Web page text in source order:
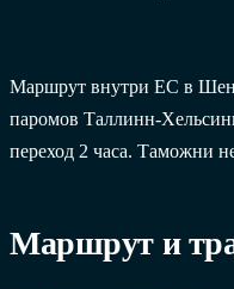
Маршрут внутри ЕС в
паромов Таллинн-
переход 2 часа. Таможни
Маршрут и